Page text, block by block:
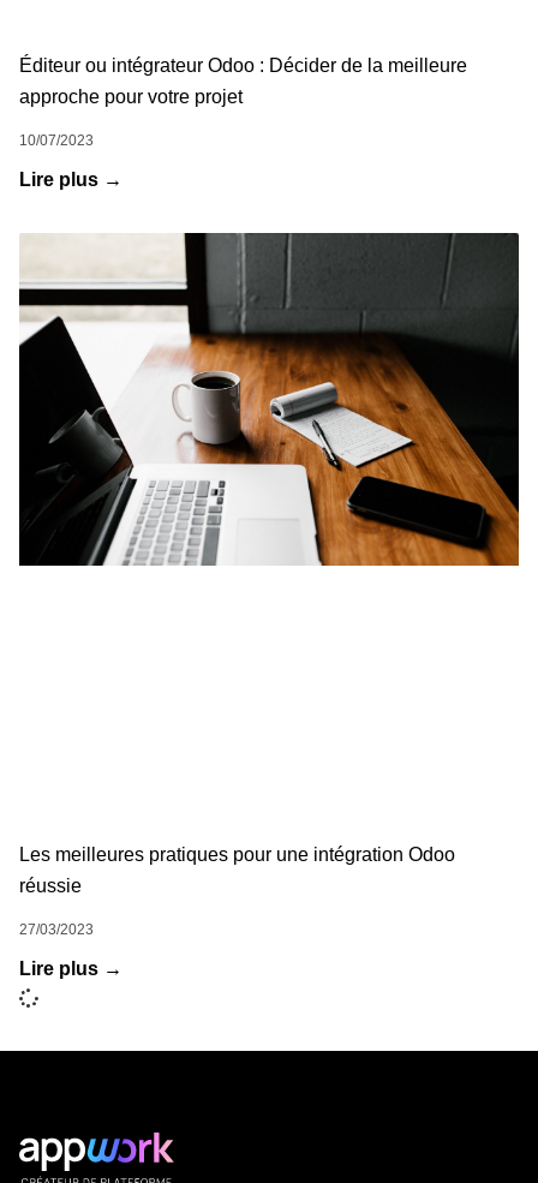
Éditeur ou intégrateur Odoo : Décider de la meilleure
approche pour votre projet
10/07/2023
Lire plus →
Les meilleures pratiques pour une intégration Odoo
réussie
27/03/2023
Lire plus →